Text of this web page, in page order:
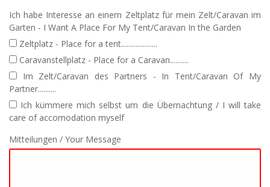
Ich habe Interesse an einem Zeltplatz für mein Zelt/Caravan im
Garten - I Want A Place For My Tent/Caravan In the Garden
Zeltplatz - Place for a tent....................
Caravanstellplatz - Place for a Caravan..........
Im Zelt/Caravan des Partners - In Tent/Caravan Of My
Partner..........
Ich kümmere mich selbst um die Übernachtung / I will take
care of accomodation myself
Mitteilungen / Your Message